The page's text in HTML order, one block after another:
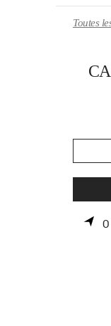
Toutes